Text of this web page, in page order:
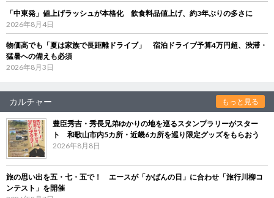
「中東発」値上げラッシュが本格化 飲食料品値上げ、約3年ぶりの多さに
2026年8月4日
物価高でも「夏は家族で長距離ドライブ」 宿泊ドライブ予算4万円超、渋滞・
猛暑への備えも必須
2026年8月3日
カルチャー もっと見る
豊臣秀吉・秀長兄弟ゆかりの地を巡るスタンプラリーがスター
ト 和歌山市内5カ所・近畿6カ所を巡り限定グッズをもらおう
2026年8月8日
旅の思い出を五・七・五で！ エースが「かばんの日」に合わせ「旅行川柳コ
ンテスト」を開催